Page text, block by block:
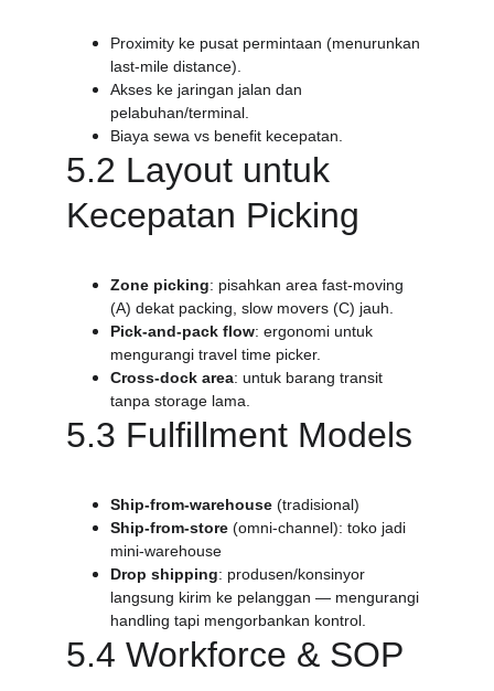
Proximity ke pusat permintaan (menurunkan
last-mile distance).
Akses ke jaringan jalan dan
pelabuhan/terminal.
Biaya sewa vs benefit kecepatan.
5.2 Layout untuk
Kecepatan Picking
Zone picking: pisahkan area fast-moving
(A) dekat packing, slow movers (C) jauh.
Pick-and-pack flow: ergonomi untuk
mengurangi travel time picker.
Cross-dock area: untuk barang transit
tanpa storage lama.
5.3 Fulfillment Models
Ship-from-warehouse (tradisional)
Ship-from-store (omni-channel): toko jadi
mini-warehouse
Drop shipping: produsen/konsinyor
langsung kirim ke pelanggan — mengurangi
handling tapi mengorbankan kontrol.
5.4 Workforce & SOP